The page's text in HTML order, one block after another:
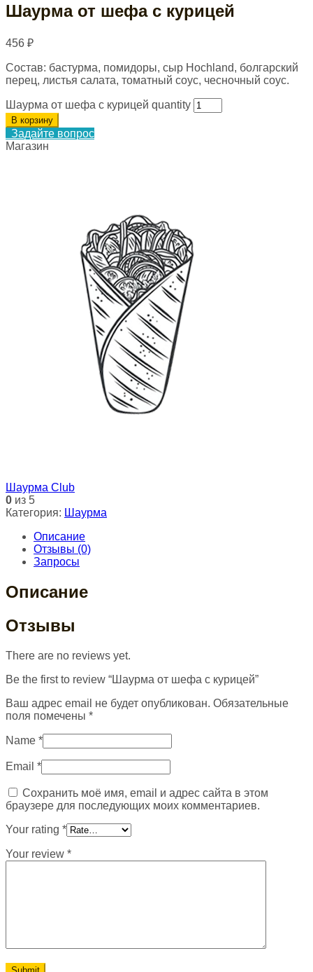
Шаурма от шефа c курицей
456 ₽
Состав: бастурма, помидоры, сыр Hochland, болгарский
перец, листья салата, томатный соус, чесночный соус.
Шаурма от шефа c курицей quantity
В корзину
Задайте вопрос
Магазин
Шаурма Club
0 из 5
Категория: Шаурма
Описание
Отзывы (0)
Запросы
Описание
Отзывы
There are no reviews yet.
Be the first to review “Шаурма от шефа c курицей”
Ваш адрес email не будет опубликован. Обязательные
поля помечены *
Name *
Email *
Сохранить моё имя, email и адрес сайта в этом
браузере для последующих моих комментариев.
Your rating *
Your review *